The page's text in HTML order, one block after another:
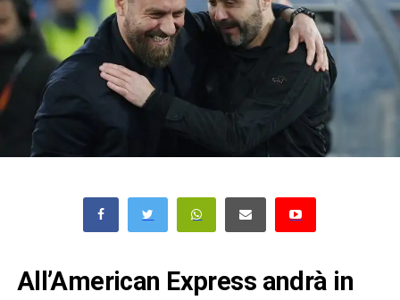
All’American Express andrà in